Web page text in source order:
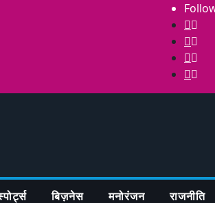
बिज़नेस मनोरंजन राजनीति